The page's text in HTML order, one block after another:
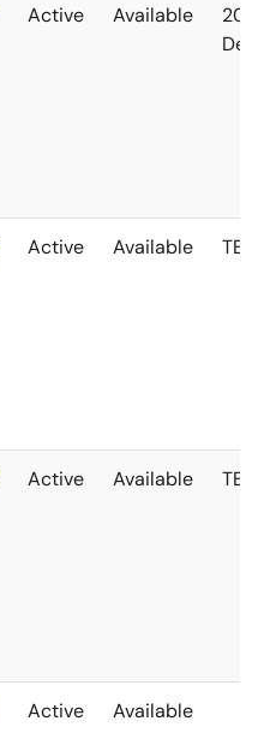
Active Available
2036
Dec
Active Available TBD
Active Available TBD
Active Available